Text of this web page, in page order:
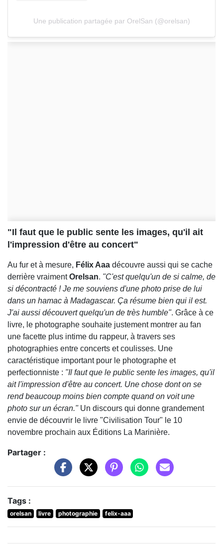
Une publication partagée par OrelSan (@orelsan)
"Il faut que le public sente les images, qu'il ait
l'impression d'être au concert"
Au fur et à mesure, Félix Aaa découvre aussi qui se cache
derrière vraimentOrelsan. "C'est quelqu'un de si calme, de
si décontracté ! Je me souviens d'une photo prise de lui
dans un hamac à Madagascar. Ça résume bien qui il est.
J'ai aussi découvert quelqu'un de très humble". Grâce à ce
livre, le photographe souhaite justement montrer au fan
une facette plus intime du rappeur, à travers ses
photographies entre concerts et coulisses. Une
caractéristique important pour le photographe et
perfectionniste : "Il faut que le public sente les images, qu'il
ait l'impression d'être au concert. Une chose dont on se
rend beaucoup moins bien compte quand on voit une
photo sur un écran."Un discours qui donne grandement
envie de découvrir le livre "Civilisation Tour" le 10
novembre prochain aux Éditions La Marinière.
Partager :
Tags :
orelsan livre photographie felix-aaa